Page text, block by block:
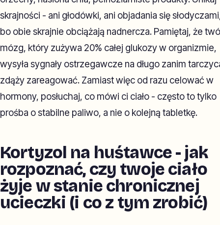
skrajności - ani głodówki, ani objadania się
bo obie skrajnie obciążają nadnercza. Pamiętaj, że
mózg, który zużywa 20% całej glukozy w organizmie,
wysyła sygnały ostrzegawcze na długo zanim
zdąży zareagować. Zamiast więc od razu celować w
hormony, posłuchaj, co mówi ci ciało - często to tylko
prośba o stabilne paliwo, a nie o kolejną tabletkę.
Kortyzol na huśtawce - jak
rozpoznać, czy twoje ciało
żyje w stanie chronicznej
ucieczki (i co z tym zrobić)